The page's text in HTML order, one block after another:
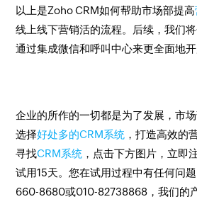
以上是Zoho CRM如何帮助市场部提高
线上线下营销活的流程。后续，我们
通过集成微信和呼叫中心来更全面地开
企业的所作的一切都是为了发展，市
选择好处多的CRM系统 ，打造高效的
寻找CRM系统 ，点击下方图片，立即
试用15天。您在试用过程中有任何问
660-8680或010-82738868，我们的